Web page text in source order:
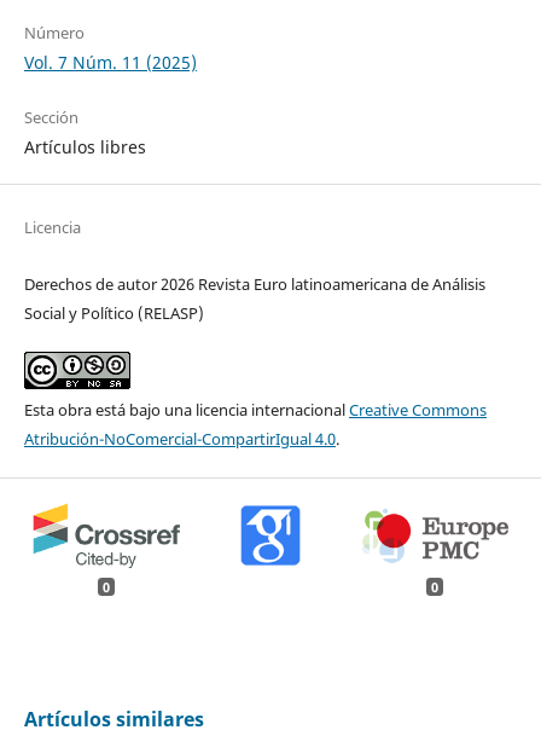
Número
Vol. 7 Núm. 11 (2025)
Sección
Artículos libres
Licencia
Derechos de autor 2026 Revista Euro latinoamericana de Análisis
Social y Político (RELASP)
Esta obra está bajo una licencia internacionalCreative Commons
Atribución-NoComercial-CompartirIgual 4.0.
0 0
Artículos similares